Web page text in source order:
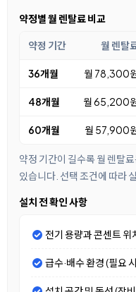
약정별 월 렌탈료 비교
약정 기간 월 렌탈
36개월 월 78,300
48개월 월 65,200
60개월 월 57,900
약정 기간이 길수록 월 렌탈
있습니다. 선택 조건에 따라
설치 전 확인 사항
전기 용량과 콘센트
급수·배수 환경 (필요